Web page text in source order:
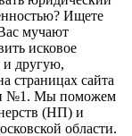
Ищете
мучают
исковое
и другую,
сайта
№1. Мы поможем
(НП) и
области.